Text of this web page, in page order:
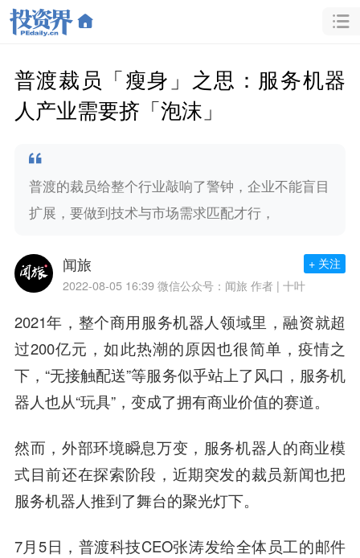
普渡裁员「瘦身」之思：服务机器
人产业需要挤「泡沫」
普渡的裁员给整个行业敲响了警钟，企业不能盲目
扩展，要做到技术与市场需求匹配才行，
闻旅
2022-08-05 16:39 微信公众号：闻旅 作者 | 十叶
+ 关注
2021年，整个商用服务机器人领域里，融资就超
过200亿元，如此热潮的原因也很简单，疫情之
下，“无接触配送”等服务似乎站上了风口，服务机
器人也从“玩具”，变成了拥有商业价值的赛道。
然而，外部环境瞬息万变，服务机器人的商业模
式目前还在探索阶段，近期突发的裁员新闻也把
服务机器人推到了舞台的聚光灯下。
7月5日，普渡科技CEO张涛发给全体员工的邮件